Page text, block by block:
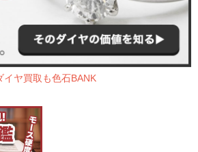
イヤ買取も色石BANK